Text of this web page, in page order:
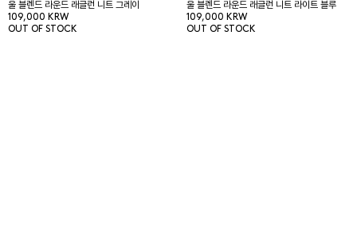
울 블렌드 라운드 래글런 니트 그레이
109,000 KRW
OUT OF STOCK
울 블렌드 라운드 래글런 니트 라이트 블루
109,000 KRW
OUT OF STOCK